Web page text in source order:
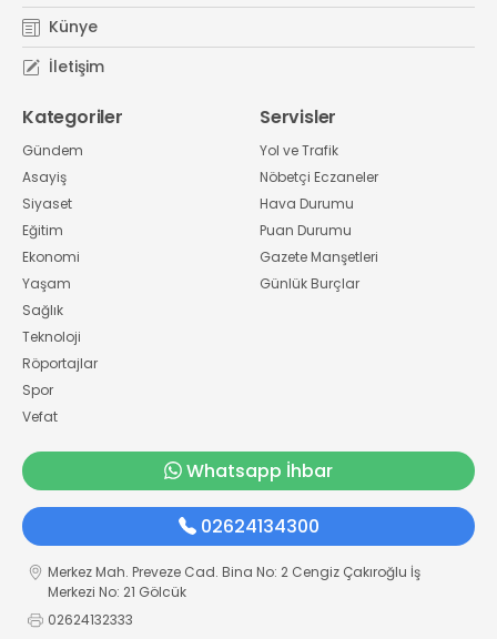
Künye
İletişim
Kategoriler
Gündem
Asayiş
Siyaset
Eğitim
Ekonomi
Yaşam
Sağlık
Teknoloji
Röportajlar
Spor
Vefat
Servisler
Yol ve Trafik
Nöbetçi Eczaneler
Hava Durumu
Puan Durumu
Gazete Manşetleri
Günlük Burçlar
Whatsapp İhbar
02624134300
Merkez Mah. Preveze Cad. Bina No: 2 Cengiz Çakıroğlu İş
Merkezi No: 21 Gölcük
02624132333